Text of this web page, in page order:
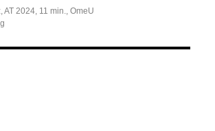
AT 2024, 11 min., OmeU